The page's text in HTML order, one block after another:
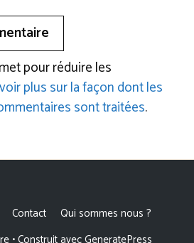
pour réduire les
plus sur la façon dont les
sont traitées.
Contact
Qui sommes nous ?